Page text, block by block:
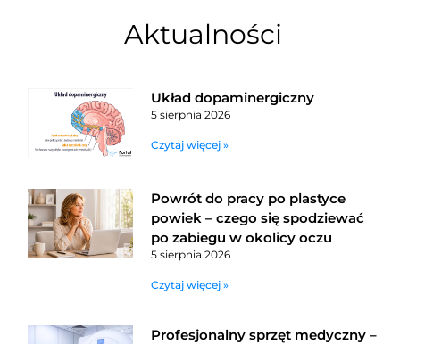
Aktualności
Układ dopaminergiczny
5 sierpnia 2026
Czytaj więcej »
Powrót do pracy po plastyce
powiek – czego się spodziewać
po zabiegu w okolicy oczu
5 sierpnia 2026
Czytaj więcej »
Profesjonalny sprzęt medyczny –